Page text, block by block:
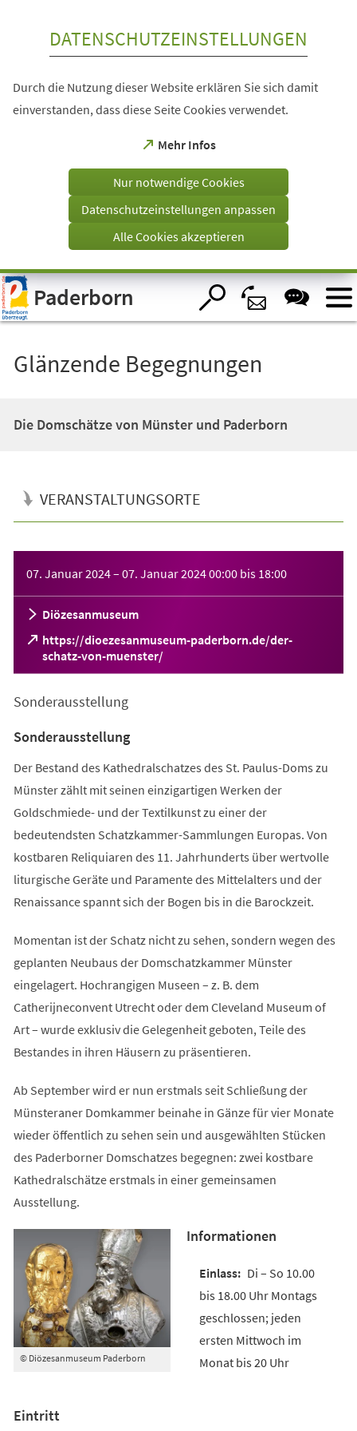
Visuelle
Assistenzsoftware
öffnen.
DATENSCHUTZEINSTELLUNGEN
Durch die Nutzung dieser Website erklären Sie sich damit
einverstanden, dass diese Seite Cookies verwendet.
Mehr Infos
(Öffnet
einem
Tab)
Nur notwendige Cookies
Datenschutzeinstellungen anpassen
Alle Cookies akzeptieren
Paderborn
Glänzende Begegnungen
Die Domschätze von Münster und Paderborn
VERANSTALTUNGSORTE
07. Januar 2024– 07. Januar 202400:00 bis 18:00
Diözesanmuseum
https://dioezesanmuseum-paderborn.de/der-
schatz-von-muenster/
(Öffnet
in
neuen
Sonderausstellung
Sonderausstellung
Der Bestand des Kathedralschatzes des St. Paulus-Doms zu
Münster zählt mit seinen einzigartigen Werken der
Goldschmiede- und der Textilkunst zu einer der
bedeutendsten Schatzkammer-Sammlungen Europas. Von
kostbaren Reliquiaren des 11. Jahrhunderts über wertvolle
liturgische Geräte und Paramente des Mittelalters und der
Renaissance spannt sich der Bogen bis in die Barockzeit.
Momentan ist der Schatz nicht zu sehen, sondern wegen des
geplanten Neubaus der Domschatzkammer Münster
eingelagert. Hochrangigen Museen – z. B. dem
Catherijneconvent Utrecht oder dem Cleveland Museum of
Art – wurde exklusiv die Gelegenheit geboten, Teile des
Bestandes in ihren Häusern zu präsentieren.
Ab September wird er nun erstmals seit Schließung der
Münsteraner Domkammer beinahe in Gänze für vier Monate
wieder öffentlich zu sehen sein und ausgewählten Stücken
des Paderborner Domschatzes begegnen: zwei kostbare
Kathedralschätze erstmals in einer gemeinsamen
Ausstellung.
© Diözesanmuseum Paderborn
Informationen
Di – So 10.00
bis 18.00 Uhr Montags
geschlossen; jeden
ersten Mittwoch im
Monat bis 20 Uhr
Eintritt